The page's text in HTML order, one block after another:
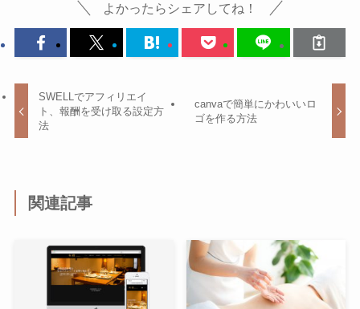
よかったらシェアしてね！
SWELLでアフィリエイ
ト、報酬を受け取る設定方
法
canvaで簡単にかわいいロ
ゴを作る方法
関連記事